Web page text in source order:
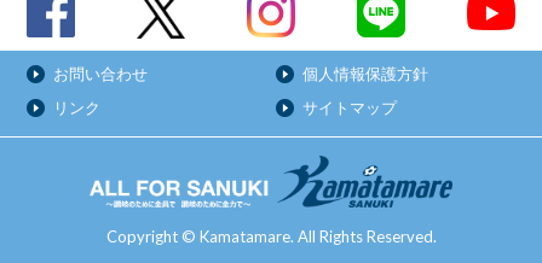
お問い合わせ
個人情報保護方針
リンク
サイトマップ
Copyright © Kamatamare. All Rights Reserved.